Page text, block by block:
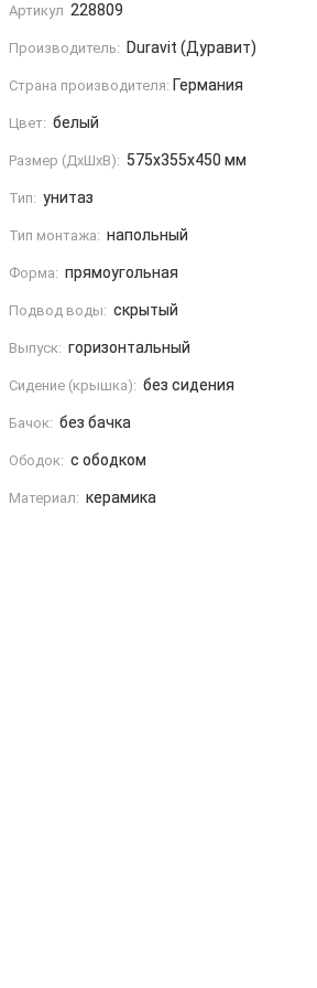
Артикул 228809
Производитель: Duravit (Дуравит)
Страна производителя: Германия
Цвет: белый
Размер (ДxШxВ): 575x355x450 мм
Тип: унитаз
Тип монтажа: напольный
Форма: прямоугольная
Подвод воды: скрытый
Выпуск: горизонтальный
Сидение (крышка): без сидения
Бачок: без бачка
Ободок: с ободком
Материал: керамика